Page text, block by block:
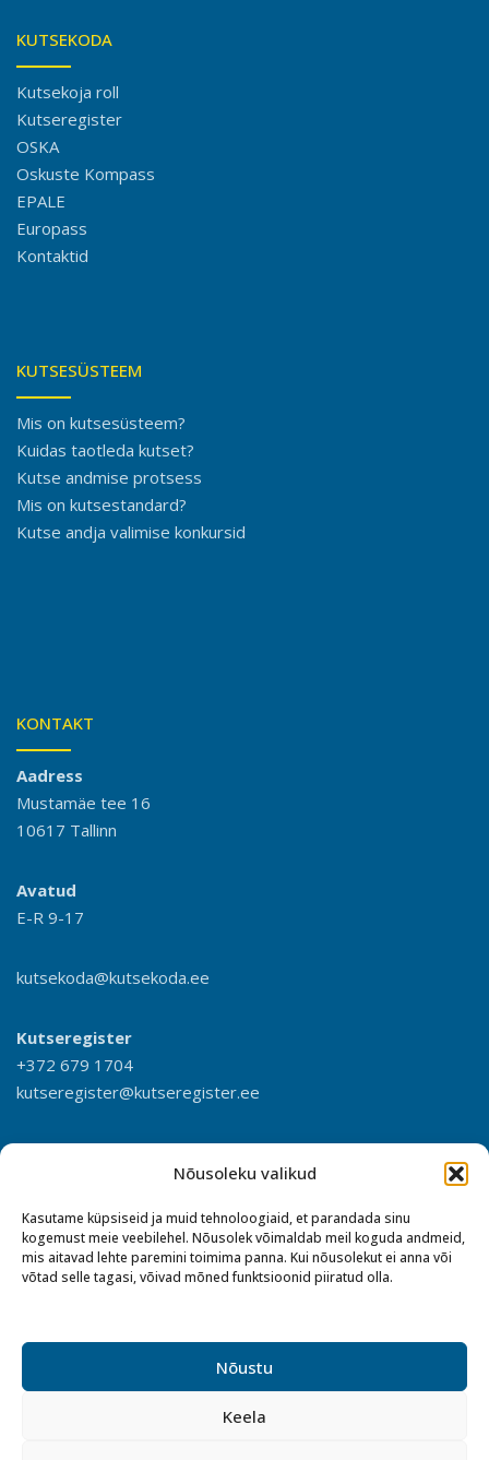
Nõusoleku valikud
Kasutame küpsiseid ja muid tehnoloogiaid, et parandada sinu
kogemust meie veebilehel. Nõusolek võimaldab meil koguda andmeid,
mis aitavad lehte paremini toimima panna. Kui nõusolekut ei anna või
võtad selle tagasi, võivad mõned funktsioonid piiratud olla.
Nõustu
Keela
KUTSEKODA
Kutsekoja roll
Kutseregister
OSKA
Oskuste Kompass
EPALE
Europass
Kontaktid
KUTSESÜSTEEM
Mis on kutsesüsteem?
Kuidas taotleda kutset?
Kutse andmise protsess
Mis on kutsestandard?
Kutse andja valimise konkursid
KONTAKT
Aadress
Mustamäe tee 16
10617 Tallinn
Avatud
E-R 9-17
kutsekoda@kutsekoda.ee
Kutseregister
+372 679 1704
kutseregister@kutseregister.ee